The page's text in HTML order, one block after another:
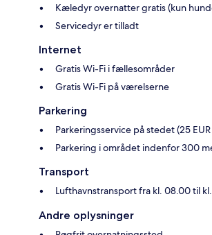
Kæledyr overnatter gratis (kun
Servicedyr er tilladt
Internet
Gratis Wi-Fi i fællesområder
Gratis Wi-Fi på værelserne
Parkering
Parkeringsservice på stedet (25
Parkering i området indenfor 300
Transport
Lufthavnstransport fra kl. 08.00 til
Andre oplysninger